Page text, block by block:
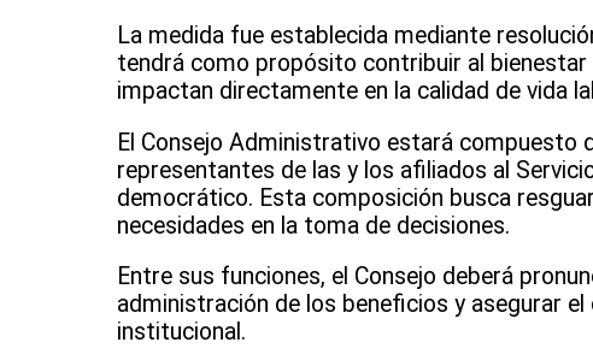
La medida fue establecida mediante
tendrá como propósito contribuir al
impactan directamente en la calidad de vida
El Consejo Administrativo estará compuesto
representantes de las y los afiliados al
democrático. Esta composición busca
necesidades en la toma de decisiones.
Entre sus funciones, el Consejo deberá
administración de los beneficios y asegurar
institucional.